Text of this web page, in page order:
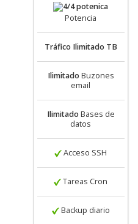
Potencia
Tráfico Ilimitado TB
Ilimitado Buzones
email
Ilimitado Bases de
datos
Acceso SSH
Tareas Cron
Backup diario